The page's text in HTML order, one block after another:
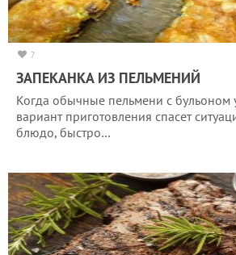
7
ЗАПЕКАНКА ИЗ ПЕЛЬМЕНИЙ
Когда обычные пельмени с бульоном
вариант приготовления спасет
блюдо, быстро…